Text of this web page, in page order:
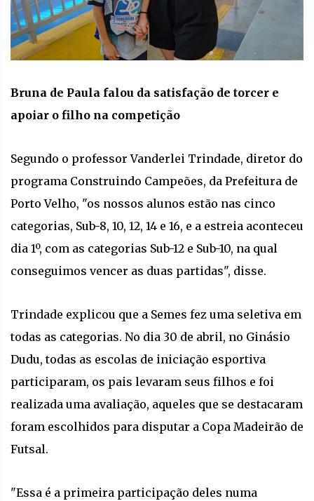
Bruna de Paula falou da satisfação de torcer e
apoiar o filho na competição
Segundo o professor Vanderlei Trindade, diretor do
programa Construindo Campeões, da Prefeitura de
Porto Velho, "os nossos alunos estão nas cinco
categorias, Sub-8, 10, 12, 14 e 16, e a estreia aconteceu
dia 1º, com as categorias Sub-12 e Sub-10, na qual
conseguimos vencer as duas partidas", disse.
Trindade explicou que a Semes fez uma seletiva em
todas as categorias. No dia 30 de abril, no Ginásio
Dudu, todas as escolas de iniciação esportiva
participaram, os pais levaram seus filhos e foi
realizada uma avaliação, aqueles que se destacaram
foram escolhidos para disputar a Copa Madeirão de
Futsal.
"Essa é a primeira participação deles numa